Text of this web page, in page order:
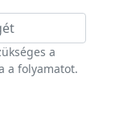
a
a folyamatot.